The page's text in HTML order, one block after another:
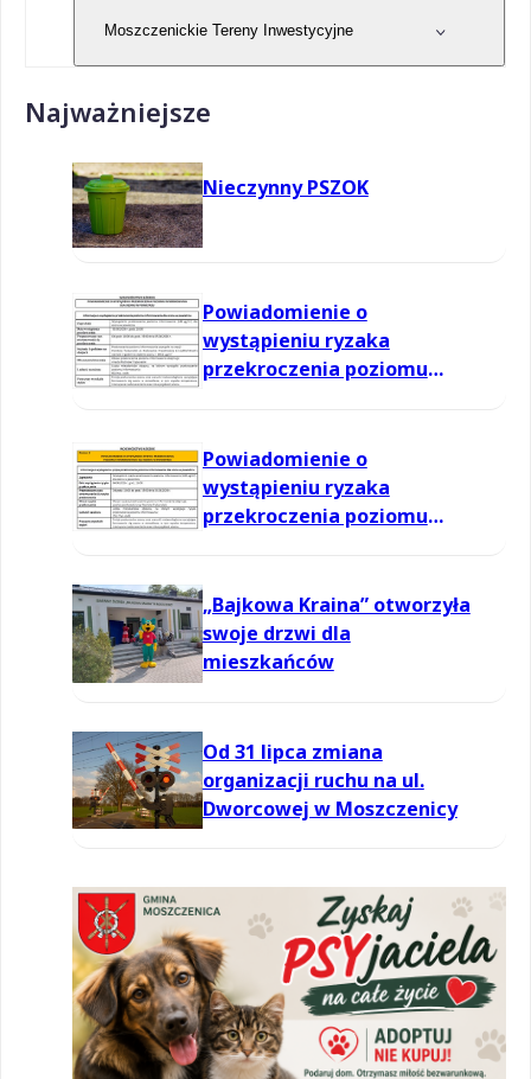
Moszczenickie Tereny Inwestycyjne
Najważniejsze
Nieczynny PSZOK
Powiadomienie o
wystąpieniu ryzaka
przekroczenia poziomu
Powiadomienie o
wystąpieniu ryzaka
przekroczenia poziomu
„Bajkowa Kraina” otworzyła
swoje drzwi dla
mieszkańców
Od 31 lipca zmiana
organizacji ruchu na ul.
Dworcowej w Moszczenicy